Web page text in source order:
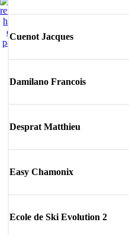
Cuenot Jacques
Damilano Francois
Desprat Matthieu
Easy Chamonix
Ecole de Ski Evolution 2